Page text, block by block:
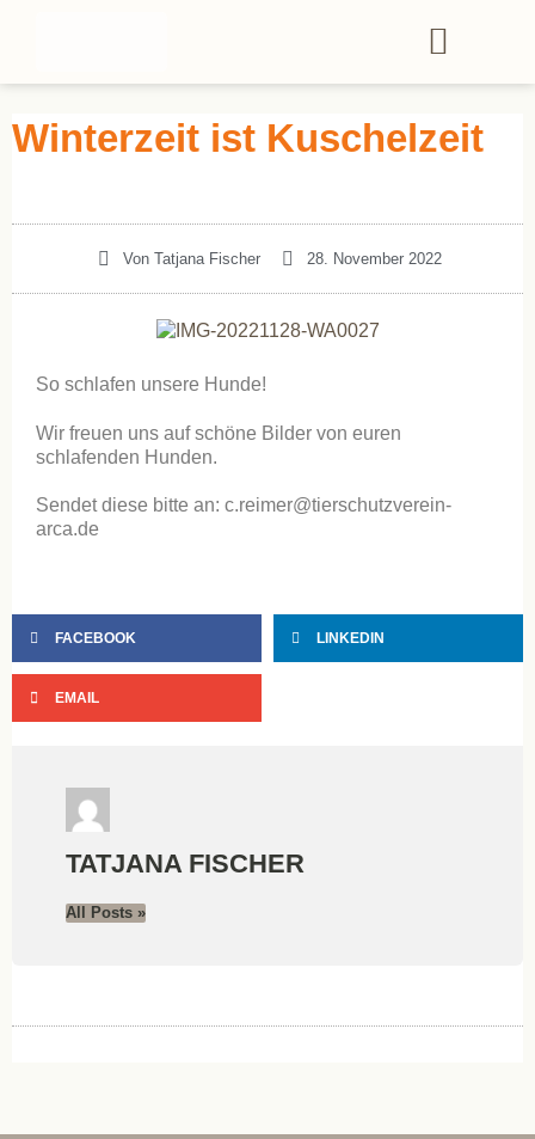
Winterzeit ist Kuschelzeit
VonTatjana Fischer 28. November 2022
So schlafen unsere Hunde!
Wir freuen uns auf schöne Bilder von euren
schlafenden Hunden.
Sendet diese bitte an: c.reimer@tierschutzverein-
arca.de
FACEBOOK LINKEDIN
EMAIL
TATJANA FISCHER
All Posts »